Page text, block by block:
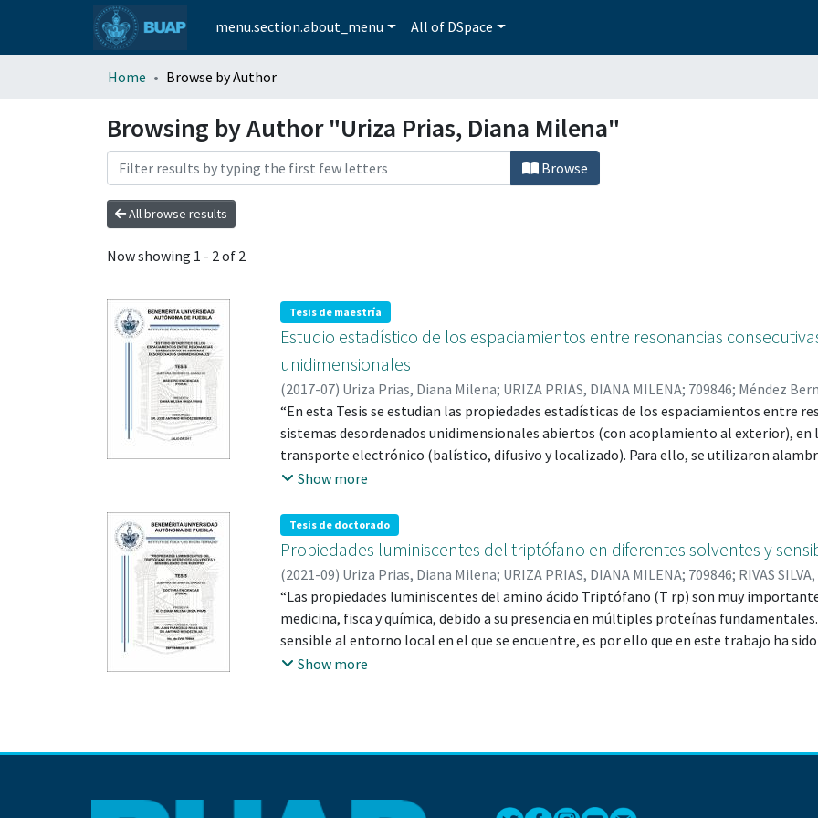
menu.section.about_menu All of DSpace
Home Browse by Author
Browsing by Author "Uriza Prias, Diana Milena"
Browse
All browse results
Now showing 1 - 2 of 2
Tesis de maestría
Estudio estadístico de los espaciamientos entre resonancias
unidimensionales
(2017-07) Uriza Prias, Diana Milena; URIZA PRIAS, DIANA MILENA; 709846; Méndez
“En esta Tesis se estudian las propiedades estadísticas de los espaciamientos entre
sistemas desordenados unidimensionales abiertos (con acoplamiento al exterior), en
transporte electrónico (balístico, difusivo y localizado). Para ello, se utilizaron
representan el modelo de enlace fuerte unidimensional con desorden composicional o
modelo de Anderson 1D. Para ello se reprodujeron resultados reportados en la
referencia para analizar el modelo abierto”.
Show more
Tesis de doctorado
Propiedades luminiscentes del triptófano en diferentes solventes y
(2021-09) Uriza Prias, Diana Milena; URIZA PRIAS, DIANA MILENA; 709846; RIVAS
BLAS, ANTONIO; 123735
“Las propiedades luminiscentes del amino ácido Triptófano (T rp) son muy
medicina, fisca y química, debido a su presencia en múltiples proteínas
sensible al entorno local en el que se encuentre, es por ello que en este trabajo ha
experimentalmente en medios con diferente polaridad, tales como agua, acetona y
(H2O)27 y (T rp)4 −(H2O)36, los cuales permiten considerar las posibles
Show more